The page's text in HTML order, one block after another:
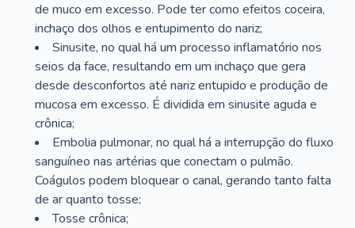
de muco em excesso. Pode ter como efeitos coceira,
inchaço dos olhos e entupimento do nariz;
Sinusite, no qual há um processo inflamatório nos
seios da face, resultando em um inchaço que gera
desde desconfortos até nariz entupido e produção de
mucosa em excesso. É dividida em sinusite aguda e
crônica;
Embolia pulmonar, no qual há a interrupção do fluxo
sanguíneo nas artérias que conectam o pulmão.
Coágulos podem bloquear o canal, gerando tanto falta
de ar quanto tosse;
Tosse crônica;